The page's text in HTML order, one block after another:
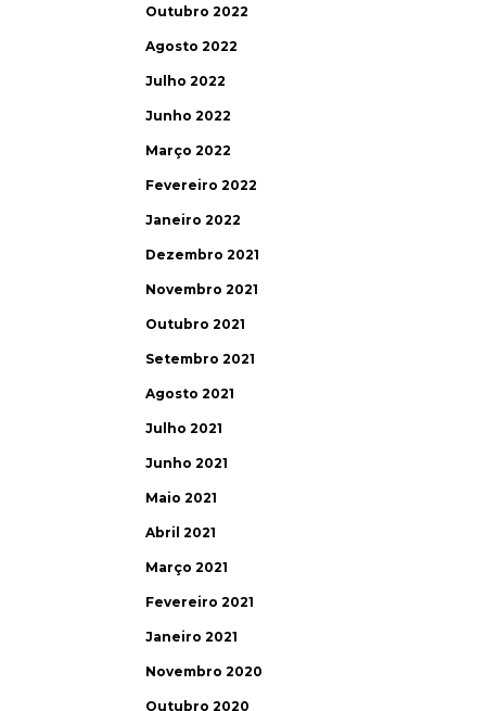
Outubro 2022
Agosto 2022
Julho 2022
Junho 2022
Março 2022
Fevereiro 2022
Janeiro 2022
Dezembro 2021
Novembro 2021
Outubro 2021
Setembro 2021
Agosto 2021
Julho 2021
Junho 2021
Maio 2021
Abril 2021
Março 2021
Fevereiro 2021
Janeiro 2021
Novembro 2020
Outubro 2020